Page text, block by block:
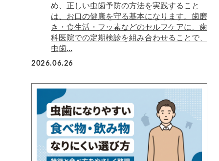
め、正しい虫歯予防の方法を実践すること
は、お口の健康を守る基本になります。歯磨
き・食生活・フッ素などのセルフケアに、歯
科医院での定期検診を組み合わせることで、
虫歯...
2026.06.26